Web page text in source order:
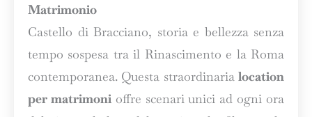
Matrimonio
Castello di Bracciano, storia e bellezza senza
tempo sospesa tra il Rinascimento e la Roma
contemporanea. Questa straordinaria location
per matrimonioffre scenari unici ad ogni ora